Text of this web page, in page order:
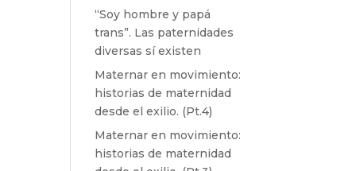
“Soy hombre y papá
trans”. Las paternidades
diversas sí existen
Maternar en movimiento:
historias de maternidad
desde el exilio. (Pt.4)
Maternar en movimiento:
historias de maternidad